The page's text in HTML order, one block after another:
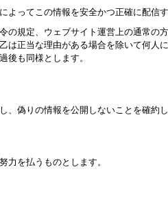
よってこの情報を安全かつ正確に配信
の規定、ウェブサイト運営上の通常の
は正当な理由がある場合を除いて何人
後も同様とします。
偽りの情報を公開しないことを確約し
力を払うものとします。